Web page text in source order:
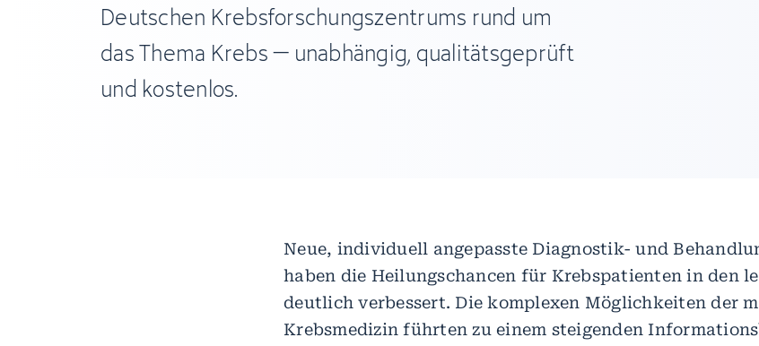
Deutschen Krebsforschungszentrums rund um
das Thema Krebs – unabhängig, qualitätsgeprüft
und kostenlos.
Neue, individuell angepasste Diagnostik- und
haben die Heilungschancen für Krebspatienten in den
deutlich verbessert. Die komplexen Möglichkeiten der
Krebsmedizin führten zu einem steigenden